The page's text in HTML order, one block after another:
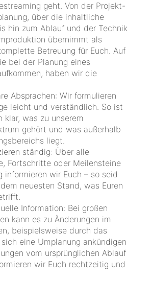
geht. Von der Projekt-
über die inhaltliche
hin zum Ablauf und der Technik
übernimmt als
Betreuung für Euch. Auf
bei der Planung eines
haben wir die
Absprachen: Wir formulieren
leicht und verständlich. So ist
klar, was zu unserem
gehört und was außerhalb
liegt.
ständig: Über alle
Fortschritte oder Meilensteine
informieren wir Euch – so seid
neuesten Stand, was Euren
Information: Bei großen
kann es zu Änderungen im
beispielsweise durch das
eine Umplanung ankündigen
vom ursprünglichen Ablauf
wir Euch rechtzeitig und